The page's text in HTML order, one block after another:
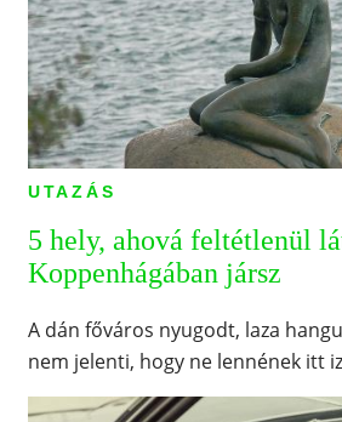
UTAZÁS
5 hely, ahová feltétlenül
Koppenhágában jársz
A dán főváros nyugodt, laza
nem jelenti, hogy ne lennének itt